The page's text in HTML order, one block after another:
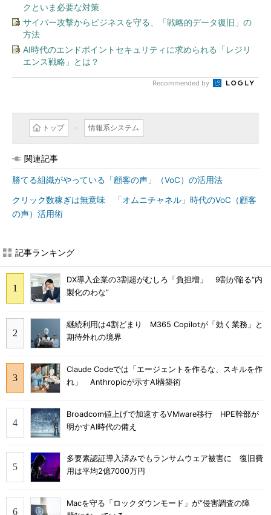
クといま必要な対策
サイバー攻撃からビジネスを守る、「戦略的データ復旧」の
方法
AI時代のエンドポイントセキュリティに求められる「レジリ
エンス戦略」とは？
Recommended by
トップ 情報系システム
関連記事
勝てる組織がやっている「顧客の声」（VoC）の活用法
クリック数稼ぎは無意味 「オムニチャネル」時代のVoC（顧客
の声）活用術
記事ランキング
DX導入企業の3割超がむしろ「負担増」 9割が陥る“内
製化のわな”
継続利用は4割どまり M365 Copilotが「効く業務」と
期待外れの境界
Claude Codeでは「エージェントを作るな、スキルを作
れ」 Anthropicが示すAI構築術
Broadcom値上げで加速するVMware移行 HPE幹部が
明かすAI時代の備え
多要素認証導入済みでもランサムウェア被害に 復旧費
用は平均2億7000万円
Macを守る「ロックダウンモード」が“侵害調査の障